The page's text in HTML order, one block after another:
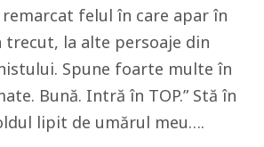
felul în care apar în
la alte persoaje din
Spune foarte multe în
Bună. Intră în TOP.” Stă în
lipit de umărul meu….